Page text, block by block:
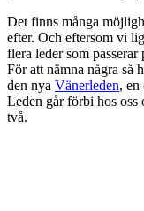
Det finns många
efter. Och eftersom vi
flera leder som
För att nämna några så
den nya Vänerleden, en
Leden går förbi hos oss
två.